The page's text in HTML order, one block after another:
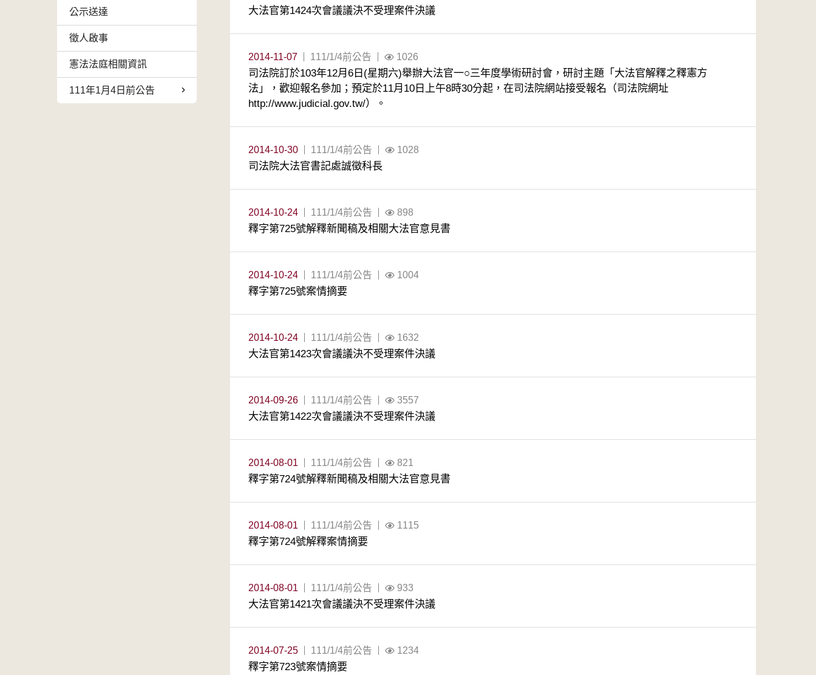
公示送達
徵人啟事
憲法法庭相關資訊
111年1月4日前公告
大法官第1424次會議議決不受理案件決議
2014-11-07 111/1/4前公告 1026
司法院訂於103年12月6日(星期六)舉辦大法官一○三年度學術研討會，研討主題「大法官解釋之釋憲方
法」，歡迎報名參加；預定於11月10日上午8時30分起，在司法院網站接受報名（司法院網址
http://www.judicial.gov.tw/）。
2014-10-30 111/1/4前公告 1028
司法院大法官書記處誠徵科長
2014-10-24 111/1/4前公告 898
釋字第725號解釋新聞稿及相關大法官意見書
2014-10-24 111/1/4前公告 1004
釋字第725號案情摘要
2014-10-24 111/1/4前公告 1632
大法官第1423次會議議決不受理案件決議
2014-09-26 111/1/4前公告 3557
大法官第1422次會議議決不受理案件決議
2014-08-01 111/1/4前公告 821
釋字第724號解釋新聞稿及相關大法官意見書
2014-08-01 111/1/4前公告 1115
釋字第724號解釋案情摘要
2014-08-01 111/1/4前公告 933
大法官第1421次會議議決不受理案件決議
2014-07-25 111/1/4前公告 1234
釋字第723號案情摘要